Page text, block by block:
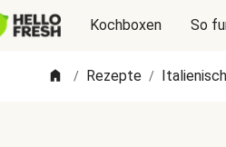
Kochboxen So
/ Rezepte /